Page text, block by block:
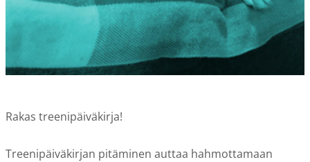
Rakas treenipäiväkirja!
Treenipäiväkirjan pitäminen auttaa hahmottamaan